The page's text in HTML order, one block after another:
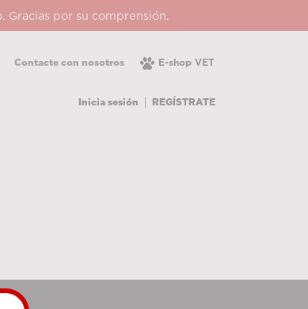
Gracias por su comprensión.
E-shop VET
Contacte con nosotros
Inicia sesión REGÍSTRATE